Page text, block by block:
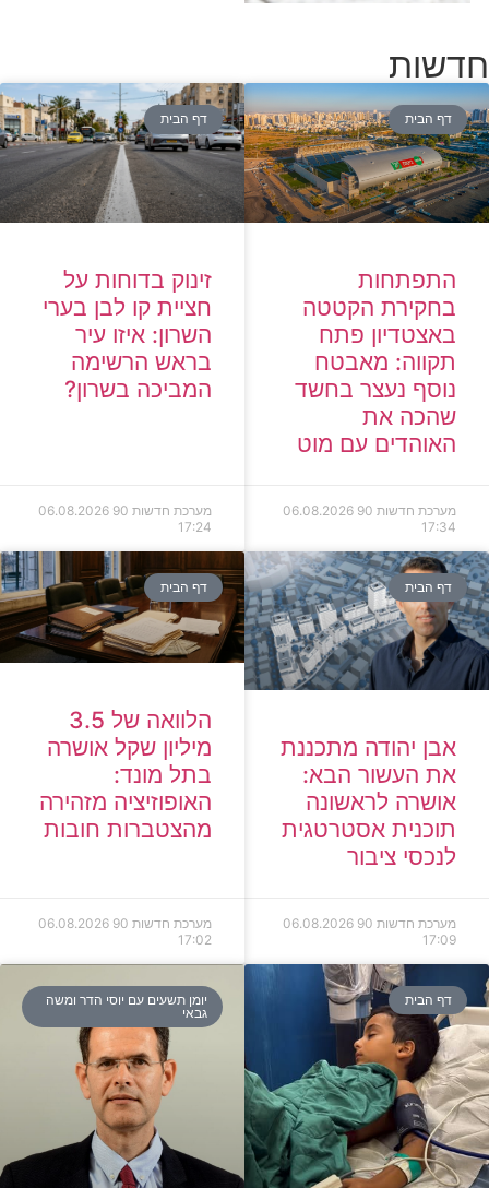
חדשות
דף הבית
התפתחות
בחקירת הקטטה
באצטדיון פתח
תקווה: מאבטח
נוסף נעצר בחשד
שהכה את
האוהדים עם מוט
מערכת חדשות 90
06.08.2026
17:34
דף הבית
זינוק בדוחות על
חציית קו לבן בערי
השרון: איזו עיר
בראש הרשימה
המביכה בשרון?
מערכת חדשות 90
06.08.2026
17:24
דף הבית
אבן יהודה מתכננת
את העשור הבא:
אושרה לראשונה
תוכנית אסטרטגית
לנכסי ציבור
מערכת חדשות 90
06.08.2026
17:09
דף הבית
הלוואה של 3.5
מיליון שקל אושרה
בתל מונד:
האופוזיציה מזהירה
מהצטברות חובות
מערכת חדשות 90
06.08.2026
17:02
דף הבית
יומן תשעים עם יוסי הדר ומשה
גבאי